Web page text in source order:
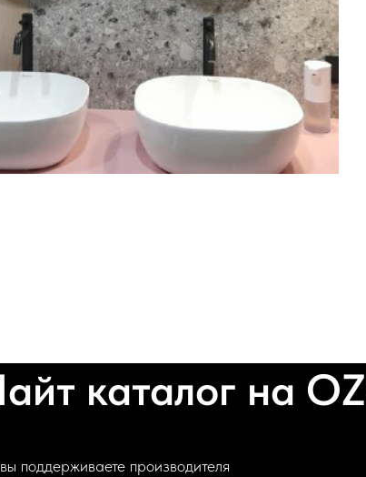
каталог на
поддерживаете производителя